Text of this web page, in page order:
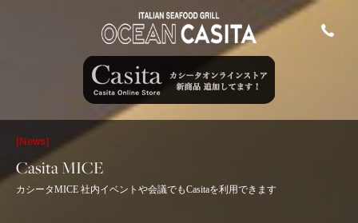
[News]
Casita MICE
カシータMICE 社内イベントや会議でもCasitaを利用できます